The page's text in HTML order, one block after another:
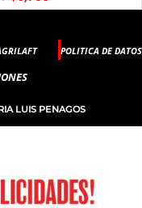
POLITICA DE DATOS
LUIS PENAGOS